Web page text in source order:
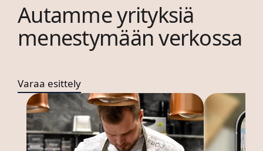
Autamme yrityksiä
menestymään verkossa
Varaa esittely